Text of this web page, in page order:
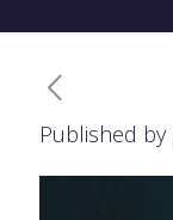
Published by